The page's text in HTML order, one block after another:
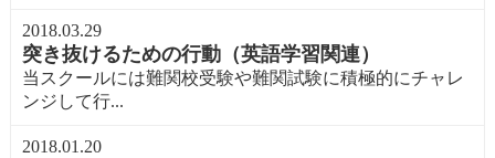
2018.03.29
突き抜けるための行動（英語学習関連）
当スクールには難関校受験や難関試験に積極的にチャレ
ンジして行...
2018.01.20